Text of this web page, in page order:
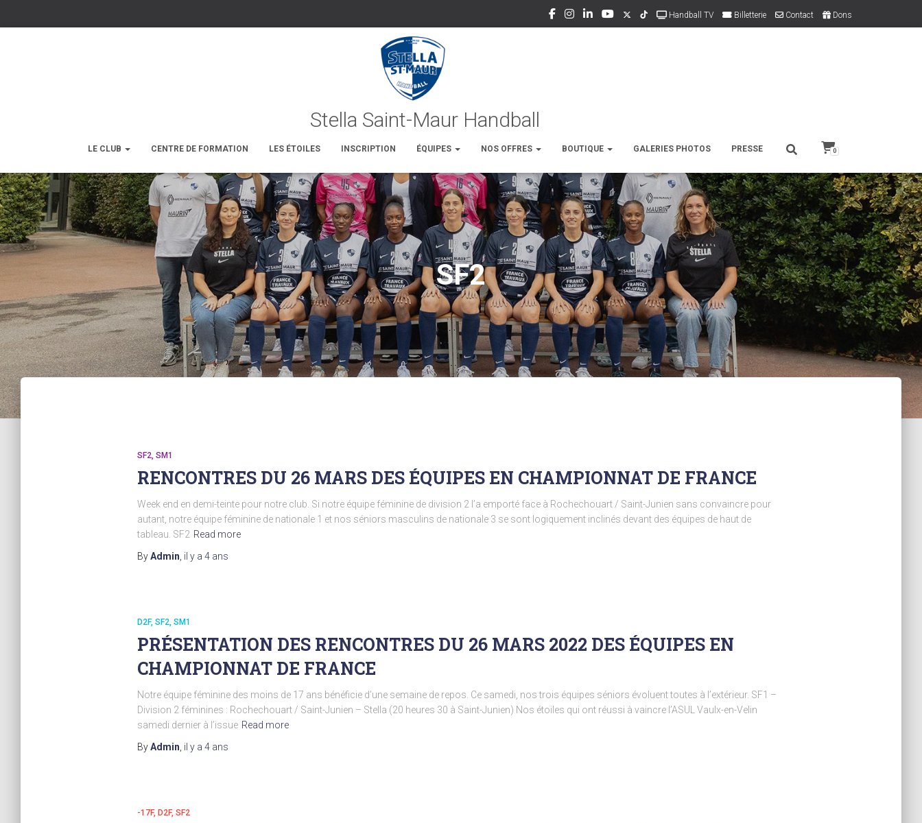
Handball TV Billetterie Contact Dons
LE CLUB CENTRE DE FORMATION LES ÉTOILES INSCRIPTION ÉQUIPES NOS OFFRES BOUTIQUE GALERIES PHOTOS PRESSE 0
SF2
SF2 SM1
RENCONTRES DU 26 MARS DES ÉQUIPES EN CHAMPIONNAT DE FRANCE
Week end en demi-teinte pour notre club. Si notre équipe féminine de division 2 l’a emporté face à Rochechouart / Saint-Junien sans convaincre pour
autant, notre équipe féminine de nationale 1 et nos séniors masculins de nationale 3 se sont logiquement inclinés devant des équipes de haut de
tableau. SF2 Read more
ByAdmin il y a 4 ans
D2F SF2 SM1
PRÉSENTATION DES RENCONTRES DU 26 MARS 2022 DES ÉQUIPES EN
CHAMPIONNAT DE FRANCE
Notre équipe féminine des moins de 17 ans bénéficie d’une semaine de repos. Ce samedi, nos trois équipes séniors évoluent toutes à l’extérieur. SF1 –
Division 2 féminines : Rochechouart / Saint-Junien – Stella (20 heures 30 à Saint-Junien) Nos étoiles qui ont réussi à vaincre l’ASUL Vaulx-en-Velin
samedi dernier à l’issue Read more
ByAdmin il y a 4 ans
-17F D2F SF2